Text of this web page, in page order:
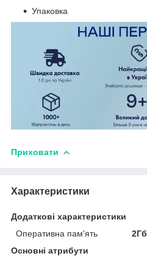
Упаковка
Приховати
Характеристики
Додаткові характеристики
Оперативна пам'ять
2Гб
Основні атрибути